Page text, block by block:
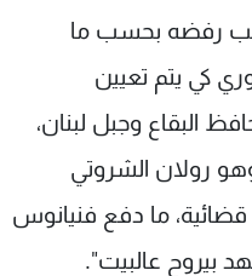
رفضه بحسب ما
كي يتم تعيين
البقاع وجبل لبنان،
رولان الشروتي
قضائية، ما دفع فنيانوس
بيروح عالبيت".